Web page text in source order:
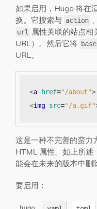
如果启用，Hugo 将在
换。它搜索与 action
url
属性关联的站点相
URL）。然后它将
URL。
<a href="/about">
<img src="/a.gif"
这是一种不完善的蛮力
HTML 属性。如上所述
能会在未来的版本中删
要启用：